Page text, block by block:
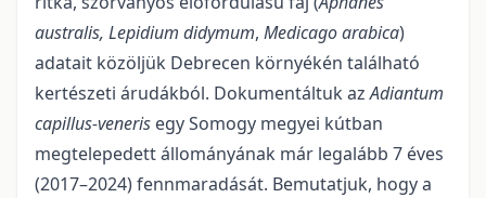
australis, Lepidium didymum, Medicago arabica)
adatait közöljük Debrecen környékén talál­ható
kertészeti árudákból. Dokumentáltuk azAdiantum
capil­lus-veneris egy So­mogy megyei kútban
megtelepedett állományának már legalább 7 éves
(2017–2024) fennmaradását. Bemutatjuk, hogy a